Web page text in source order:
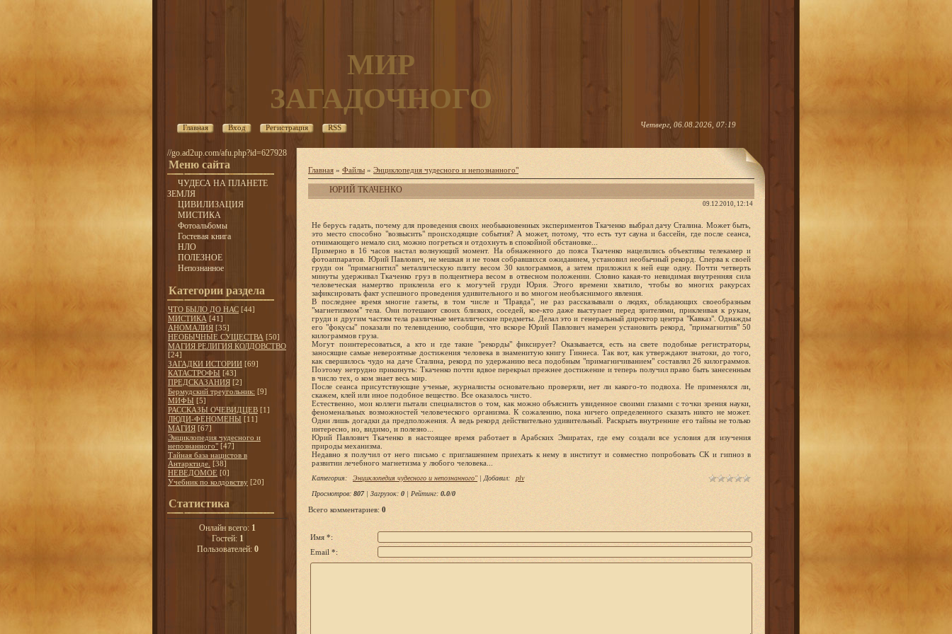
МИР
ЗАГАДОЧНОГО
Главная Вход Регистрация RSS Четверг, 06.08.2026, 07:19
//go.ad2up.com/afu.php?id=627928
Меню сайта
ЧУДЕСА НА ПЛАНЕТЕ
ЗЕМЛЯ
ЦИВИЛИЗАЦИЯ
МИСТИКА
Фотоальбомы
Гостевая книга
НЛО
ПОЛЕЗНОЕ
Непознанное
Категории раздела
ЧТО БЫЛО ДО НАС [44]
МИСТИКА [41]
АНОМАЛИЯ [35]
НЕОБЫЧНЫЕ СУЩЕСТВА [50]
МАГИЯ РЕЛИГИЯ КОЛДОВСТВО
[24]
ЗАГАДКИ ИСТОРИИ [69]
КАТАСТРОФЫ [43]
ПРЕДСКАЗАНИЯ [2]
Бермудский треугольник: [9]
МИФЫ [5]
РАССКАЗЫ ОЧЕВИДЦЕВ [1]
ЛЮДИ-ФЕНОМЕНЫ [11]
МАГИЯ [67]
Энциклопедия чудесного и
непознанного" [47]
Тайная база нацистов в
Антарктиде. [38]
НЕВЕДОМОЕ [0]
Учебник по колдовству [20]
Статистика
Онлайн всего: 1
Гостей: 1
Пользователей: 0
Главная » Файлы » Энциклопедия чудесного и непознанного"
ЮРИЙ ТКАЧЕНКО
09.12.2010, 12:14
Не берусь гадать, почему для проведения своих необыкновенных экспериментов Ткаченко выбрал дачу Сталина. Может быть,
это место способно "возвысить" происходящие события? А может, потому, что есть тут сауна и бассейн, где после сеанса,
отнимающего немало сил, можно погреться и отдохнуть в спокойной обстановке...
Примерно в 16 часов настал волнующий момент. На обнаженного до пояса Ткаченко нацелились объективы телекамер и
фотоаппаратов. Юрий Павлович, не мешкая и не томя собравшихся ожиданием, установил необычный рекорд. Сперва к своей
груди он "примагнитил" металлическую плиту весом 30 килограммов, а затем приложил к ней еще одну. Почти четверть
минуты удерживал Ткаченко груз в полцентнера весом в отвесном положении. Словно какая-то невидимая внутренняя сила
человеческая намертво приклеила его к могучей груди Юрия. Этого времени хватило, чтобы во многих ракурсах
зафиксировать факт успешного проведения удивительного и во многом необъяснимого явления.
В последнее время многие газеты, в том числе и "Правда", не раз рассказывали о людях, обладающих своеобразным
"магнетизмом" тела. Они потешают своих близких, соседей, кое-кто даже выступает перед зрителями, приклеивая к рукам,
груди и другим частям тела различные металлические предметы. Делал это и генеральный директор центра "Кавказ". Однажды
его "фокусы" показали по телевидению, сообщив, что вскоре Юрий Павлович намерен установить рекорд, "примагнитив" 50
килограммов груза.
Могут поинтересоваться, а кто и где такие "рекорды" фиксирует? Оказывается, есть на свете подобные регистраторы,
заносящие самые невероятные достижения человека в знаменитую книгу Гиннеса. Так вот, как утверждают знатоки, до того,
как свершилось чудо на даче Сталина, рекорд по удержанию веса подобным "примагничиванием" составлял 26 килограммов.
Поэтому нетрудно прикинуть: Ткаченко почти вдвое перекрыл прежнее достижение и теперь получил право быть занесенным
в число тех, о ком знает весь мир.
После сеанса присутствующие ученые, журналисты основательно проверяли, нет ли какого-то подвоха. Не применялся ли,
скажем, клей или иное подобное вещество. Все оказалось чисто.
Естественно, мои коллеги пытали специалистов о том, как можно объяснить увиденное своими глазами с точки зрения науки,
феноменальных возможностей человеческого организма. К сожалению, пока ничего определенного сказать никто не может.
Одни лишь догадки да предположения. А ведь рекорд действительно удивительный. Раскрыть внутренние его тайны не только
интересно, но, видимо, и полезно...
Юрий Павлович Ткаченко в настоящее время работает в Арабских Эмиратах, где ему создали все условия для изучения
природы механизма.
Недавно я получил от него письмо с приглашением приехать к нему в институт и совместно попробовать СК и гипноз в
развитии лечебного магнетизма у любого человека...
Категория: Энциклопедия чудесного и непознанного" | Добавил:
plv
Просмотров: 807| Загрузок: 0 | Рейтинг: 0.0/0
Всего комментариев: 0
Имя *:
Email *: